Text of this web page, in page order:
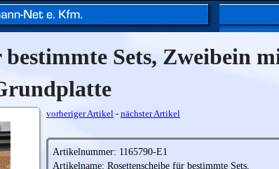
bestimmte Sets, Zweibein
vorheriger Artikel - nächster Artikel
Artikelnummer: 1165790-E1
Artikelname: Rosettenscheibe für bestimmte Sets,